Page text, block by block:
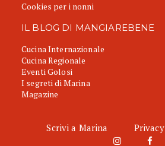
Cookies per i nonni
IL BLOG DI MANGIAREBENE
Cucina Internazionale
Cucina Regionale
Eventi Golosi
I segreti di Marina
Magazine
Scrivi a Marina Privacy